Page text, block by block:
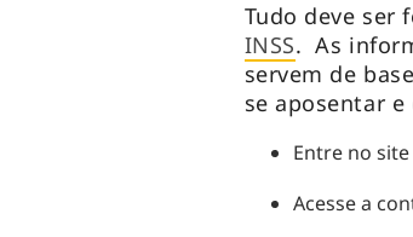
Tudo deve ser
INSS. As
servem de
se aposentar
Entre no
Acesse a